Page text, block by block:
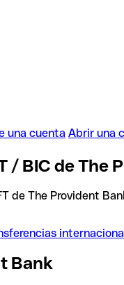
una cuenta Abrir una
/ BIC de The
de The Provident
Bank